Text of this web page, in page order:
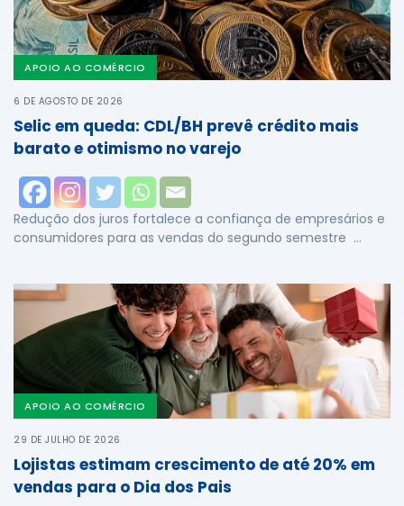
APOIO AO COMÉRCIO
6 DE AGOSTO DE 2026
Selic em queda: CDL/BH prevê crédito mais
barato e otimismo no varejo
Redução dos juros fortalece a confiança de empresários e
consumidores para as vendas do segundo semestre …
APOIO AO COMÉRCIO
29 DE JULHO DE 2026
Lojistas estimam crescimento de até 20% em
vendas para o Dia dos Pais